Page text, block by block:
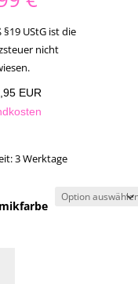
§19 UStG ist die
nicht
EUR
3 Werktage